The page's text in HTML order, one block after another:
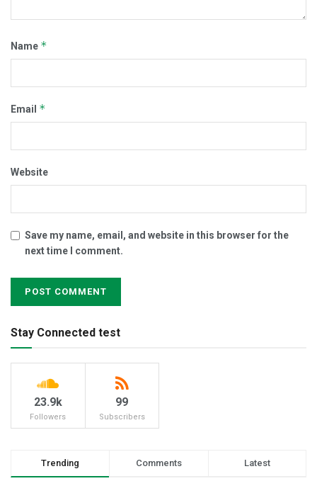
Name *
Email *
Website
Save my name, email, and website in this browser for the
next time I comment.
Stay Connected test
23.9k
Followers
99
Subscribers
Trending Comments Latest